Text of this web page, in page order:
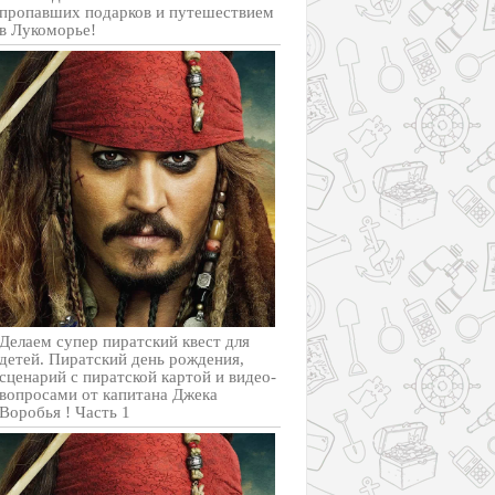
пропавших подарков и путешествием
в Лукоморье!
Делаем супер пиратский квест для
детей. Пиратский день рождения,
сценарий с пиратской картой и видео-
вопросами от капитана Джека
Воробья ! Часть 1